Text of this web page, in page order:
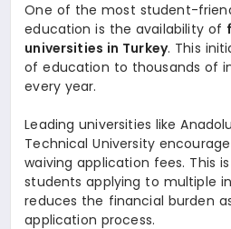
One of the most student-
education is the availability of
universities in Turkey. This
of education to thousands of
every year.
Leading universities like
Technical University
waiving application fees. This
students applying to multiple
reduces the financial burden
application process.